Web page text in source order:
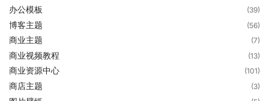
办公模板 (39)
博客主题 (56)
商业主题 (7)
商业视频教程 (13)
商业资源中心 (101)
商店主题 (3)